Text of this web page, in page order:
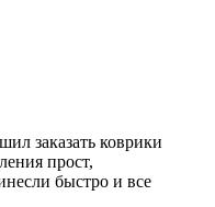
заказать коврики
прост,
быстро и все